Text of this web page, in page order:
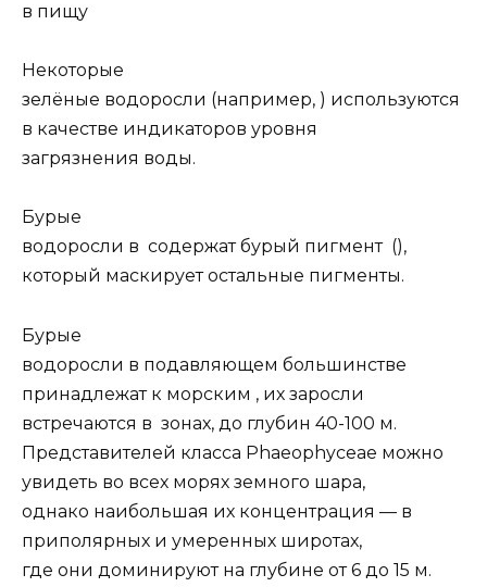
в пищу
Некоторые
зелёные водоросли (например, ) используются
в качестве индикаторов уровня
загрязнения воды.
Бурые
водоросли в содержат бурый пигмент (),
который маскирует остальные пигменты.
Бурые
водоросли в подавляющем большинстве
принадлежат к морским , их заросли
встречаются в зонах, до глубин 40-100 м.
Представителей класса Phaeophyceae можно
увидеть во всех морях земного шара,
однако наибольшая их концентрация — в
приполярных и умеренных широтах,
где они доминируют на глубине от 6 до 15 м.